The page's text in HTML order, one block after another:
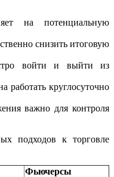
на потенциальную
снизить итоговую
войти и выйти из
работать круглосуточно
важно для контроля
подходов к торговле
Фьючерсы